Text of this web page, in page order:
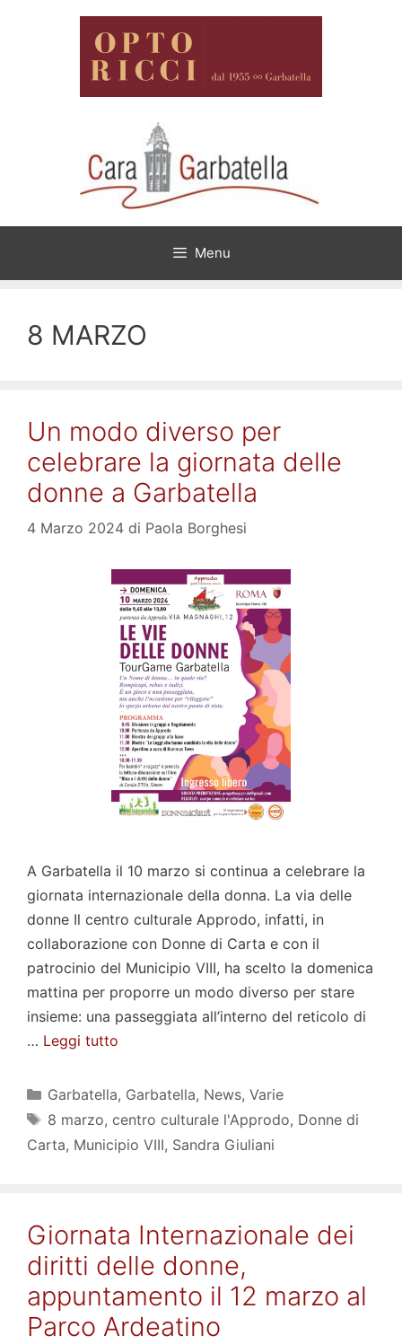
Menu
8 MARZO
Un modo diverso per
celebrare la giornata delle
donne a Garbatella
4 Marzo 2024 di Paola Borghesi
A Garbatella il 10 marzo si continua a celebrare la
giornata internazionale della donna. La via delle
donne Il centro culturale Approdo, infatti, in
collaborazione con Donne di Carta e con il
patrocinio del Municipio VIII, ha scelto la domenica
mattina per proporre un modo diverso per stare
insieme: una passeggiata all’interno del reticolo di
… Leggi tutto
Categorie
Garbatella, Garbatella, News, Varie
Tag
8 marzo, centro culturale l'Approdo, Donne di
Carta, Municipio VIII, Sandra Giuliani
Giornata Internazionale dei
diritti delle donne,
appuntamento il 12 marzo al
Parco Ardeatino